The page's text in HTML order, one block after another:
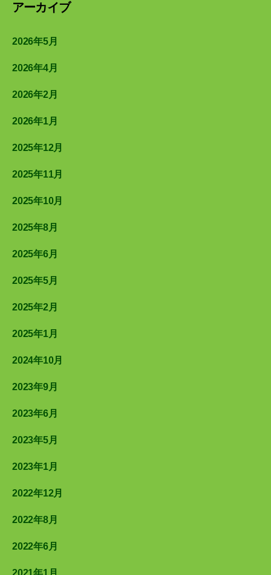
アーカイブ
2026年5月
2026年4月
2026年2月
2026年1月
2025年12月
2025年11月
2025年10月
2025年8月
2025年6月
2025年5月
2025年2月
2025年1月
2024年10月
2023年9月
2023年6月
2023年5月
2023年1月
2022年12月
2022年8月
2022年6月